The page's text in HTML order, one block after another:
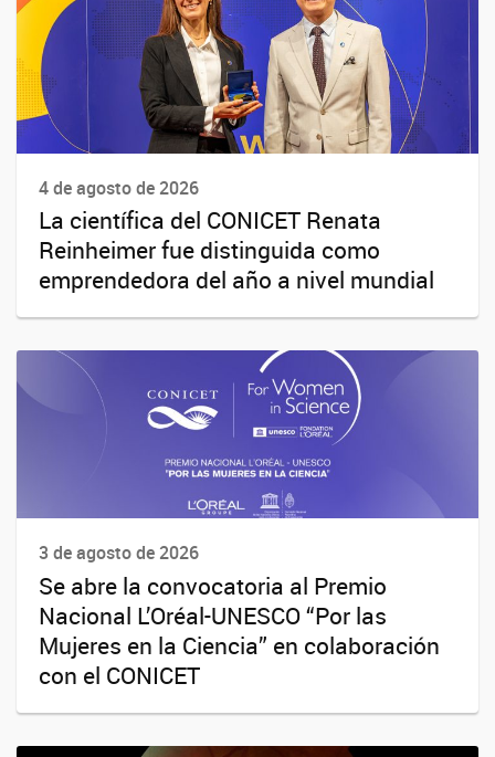
4 de agosto de 2026
La científica del CONICET Renata
Reinheimer fue distinguida como
emprendedora del año a nivel mundial
3 de agosto de 2026
Se abre la convocatoria al Premio
Nacional L’Oréal-UNESCO “Por las
Mujeres en la Ciencia” en colaboración
con el CONICET